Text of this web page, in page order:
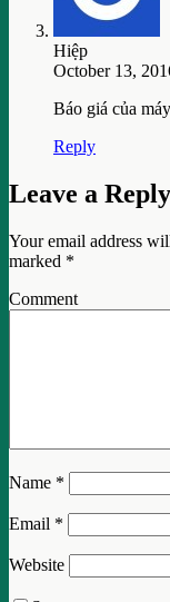
Hiệp
October 13,
Báo giá của
Reply
Leave a Reply
Your email address
marked *
Comment
Name *
Email *
Website